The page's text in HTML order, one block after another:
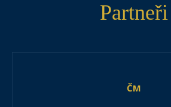
Partneři
ČM